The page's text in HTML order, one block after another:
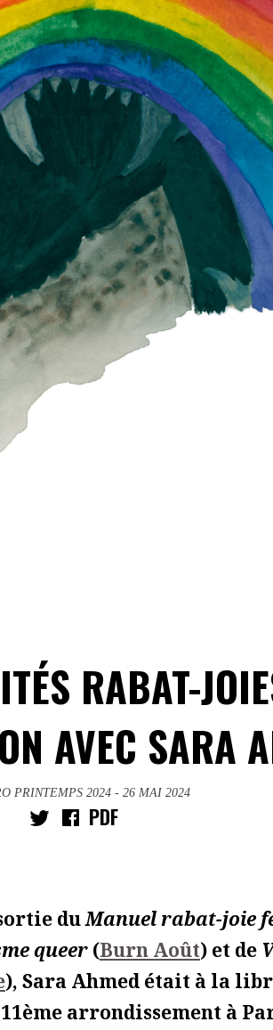
RABAT-
AVEC SARA
PRINTEMPS 2024 - 26 MAI 2024
PDF
duManuel rabat-joie
queer (Burn Août) et de
), Sara Ahmed était à la
arrondissement à